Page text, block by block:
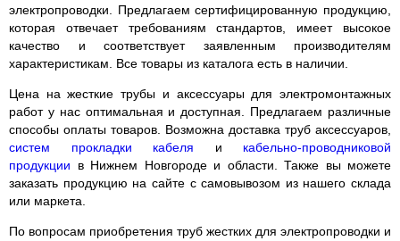
электропроводки. Предлагаем сертифицированную продукцию,
которая отвечает требованиям стандартов, имеет высокое
качество и соответствует заявленным производителям
характеристикам. Все товары из каталога есть в наличии.
Цена на жесткие трубы и аксессуары для электромонтажных
работ у нас оптимальная и доступная. Предлагаем различные
способы оплаты товаров. Возможна доставка труб аксессуаров,
систем прокладки кабеля и кабельно-проводниковой
продукции в Нижнем Новгороде и области. Также вы можете
заказать продукцию на сайте с самовывозом из нашего склада
или маркета.
По вопросам приобретения труб жестких для электропроводки и